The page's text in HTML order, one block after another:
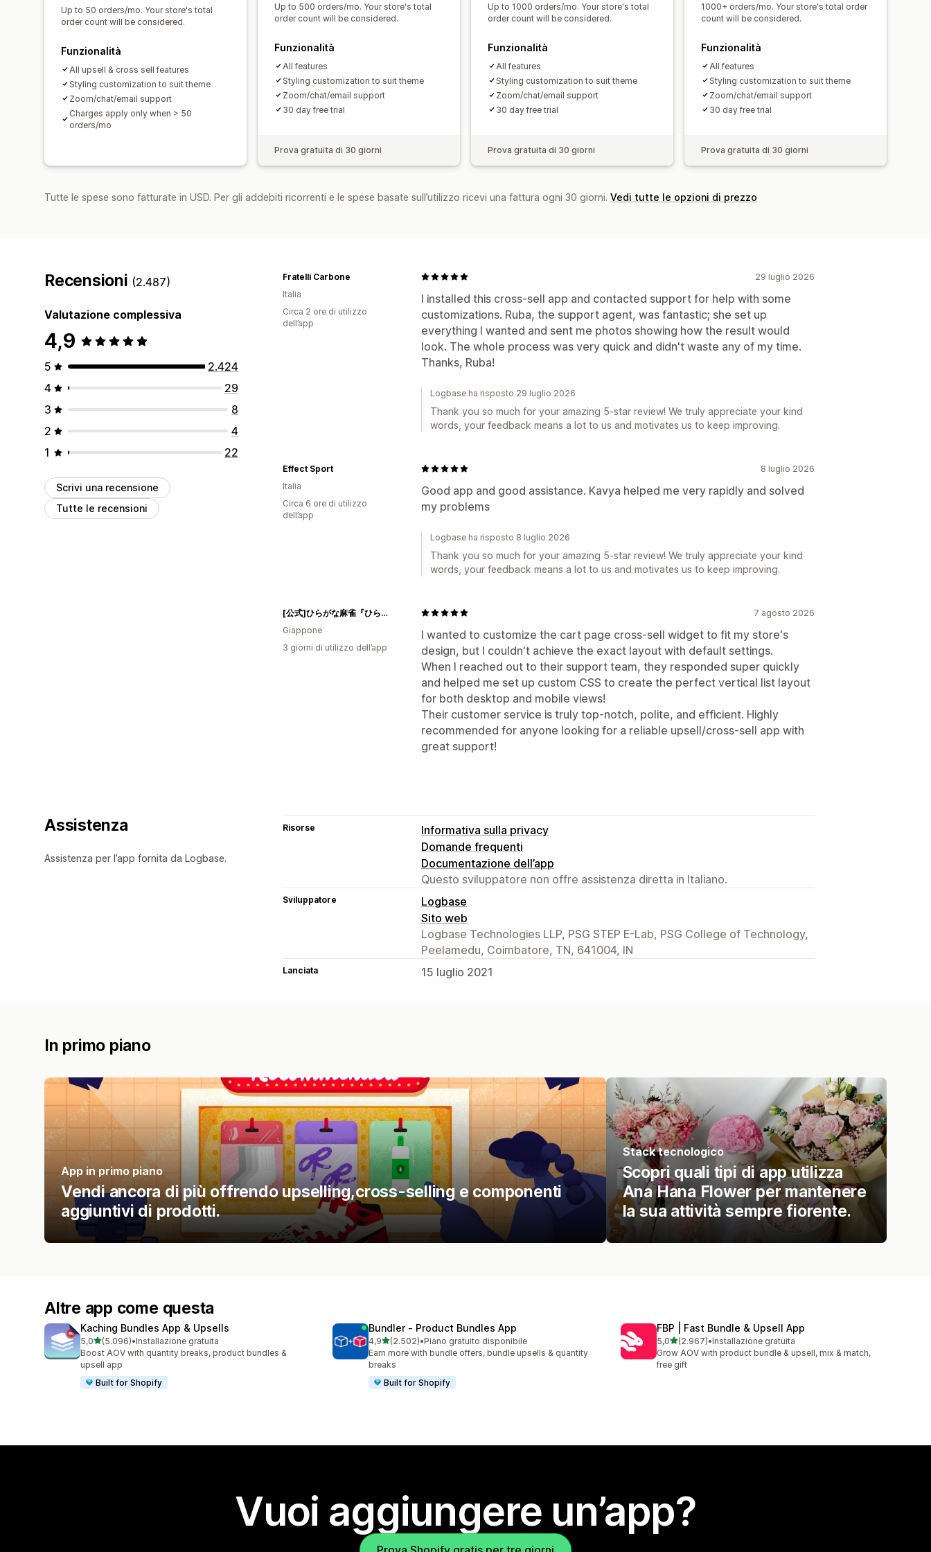
Percentuali di clic Tassi di conversione
Up to 50 orders/mo. Your store's total
order count will be considered.
Funzionalità
All upsell & cross sell features
Styling customization to suit theme
Zoom/chat/email support
Charges apply only when > 50
orders/mo
Up to 500 orders/mo. Your store's total
order count will be considered.
Funzionalità
All features
Styling customization to suit theme
Zoom/chat/email support
30 day free trial
Prova gratuita di 30 giorni
Up to 1000 orders/mo. Your store's total
order count will be considered.
Funzionalità
All features
Styling customization to suit theme
Zoom/chat/email support
30 day free trial
Prova gratuita di 30 giorni
1000+ orders/mo. Your store's total order
count will be considered.
Funzionalità
All features
Styling customization to suit theme
Zoom/chat/email support
30 day free trial
Prova gratuita di 30 giorni
Tutte le spese sono fatturate in USD. Per gli addebiti ricorrenti e le spese basate sull’utilizzo ricevi una fattura ogni 30 giorni. Vedi tutte le opzioni di prezzo
Recensioni (2.487)
Valutazione complessiva
4,9
5
2.424
4
29
3
8
2
4
1
22
Scrivi una recensione
Tutte le recensioni
29 luglio 2026
I installed this cross-sell app and contacted support for help with some
customizations. Ruba, the support agent, was fantastic; she set up
everything I wanted and sent me photos showing how the result would
look. The whole process was very quick and didn't waste any of my time.
Thanks, Ruba!
Fratelli Carbone
Italia
Circa 2 ore di utilizzo
dell’app
Logbase ha risposto 29 luglio 2026
Thank you so much for your amazing 5-star review! We truly appreciate your kind
words, your feedback means a lot to us and motivates us to keep improving.
8 luglio 2026
Good app and good assistance. Kavya helped me very rapidly and solved
my problems
Effect Sport
Italia
Circa 6 ore di utilizzo
dell’app
Logbase ha risposto 8 luglio 2026
Thank you so much for your amazing 5-star review! We truly appreciate your kind
words, your feedback means a lot to us and motivates us to keep improving.
7 agosto 2026
I wanted to customize the cart page cross-sell widget to fit my store's
design, but I couldn't achieve the exact layout with default settings.
When I reached out to their support team, they responded super quickly
and helped me set up custom CSS to create the perfect vertical list layout
for both desktop and mobile views!
Their customer service is truly top-notch, polite, and efficient. Highly
recommended for anyone looking for a reliable upsell/cross-sell app with
great support!
[公式]ひらがな麻雀『ひらがじゃん』
Giappone
3 giorni di utilizzo dell’app
Assistenza
Assistenza per l’app fornita da Logbase.
Risorse
Informativa sulla privacy
Domande frequenti
Documentazione dell’app
Questo sviluppatore non offre assistenza diretta in Italiano.
Sviluppatore
Logbase
Sito web
Logbase Technologies LLP, PSG STEP E-Lab, PSG College of Technology,
Peelamedu, Coimbatore, TN, 641004, IN
Lanciata 15 luglio 2021
In primo piano
App in primo piano
Vendi ancora di più offrendo upselling,cross-selling e componenti
aggiuntivi di prodotti.
Stack tecnologico
Scopri quali tipi di app utilizza
Ana Hana Flower per mantenere
la sua attività sempre fiorente.
Altre app come questa
Kaching Bundles App & Upsells
5,0stelle su 5
(5.096)
5096 recensioni totali
•Installazione gratuita
Boost AOV with quantity breaks, product bundles &
upsell app
Built for Shopify
Bundler ‑ Product Bundles App
4,9stelle su 5
(2.502)
2502 recensioni totali
•Piano gratuito disponibile
Earn more with bundle offers, bundle upsells & quantity
breaks
Built for Shopify
FBP | Fast Bundle & Upsell App
5,0stelle su 5
(2.967)
2967 recensioni totali
•Installazione gratuita
Grow AOV with product bundle & upsell, mix & match,
free gift
Vuoi aggiungere un’app?